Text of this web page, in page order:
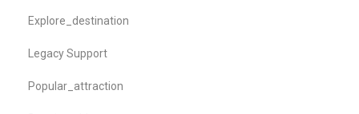
Explore_destination
Legacy Support
Popular_attraction